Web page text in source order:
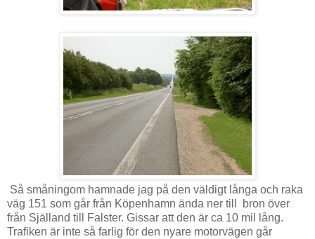
Så småningom hamnade jag på den väldigt långa och raka
väg 151 som går från Köpenhamn ända ner till bron över
från Själland till Falster. Gissar att den är ca 10 mil lång.
Trafiken är inte så farlig för den nyare motorvägen går